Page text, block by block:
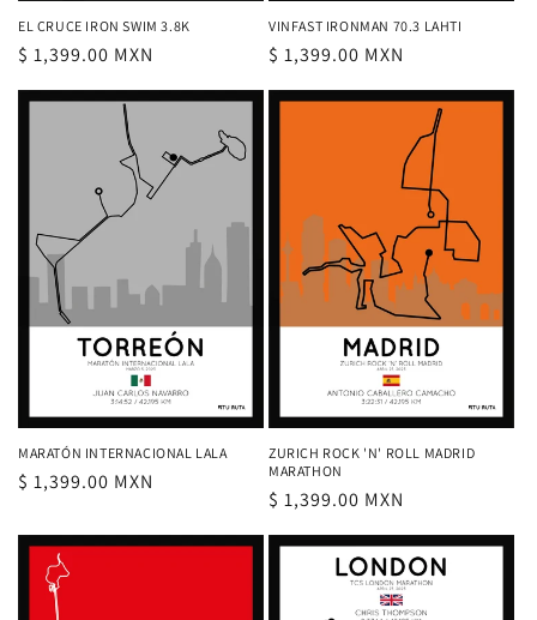
EL CRUCE IRON SWIM 3.8K
Precio
habitual
$ 1,399.00 MXN
VINFAST IRONMAN 70.3 LAHTI
Precio
habitual
$ 1,399.00 MXN
MARATÓN INTERNACIONAL LALA
Precio
$ 1,399.00 MXN
ZURICH ROCK 'N' ROLL MADRID
MARATHON
Precio
habitual
$ 1,399.00 MXN